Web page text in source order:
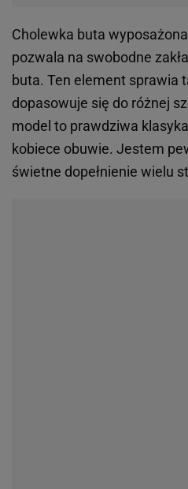
Cholewka buta
pozwala na swobodne
buta. Ten element sprawia
dopasowuje się do różnej
model to prawdziwa
kobiece obuwie. Jestem
świetne dopełnienie wielu